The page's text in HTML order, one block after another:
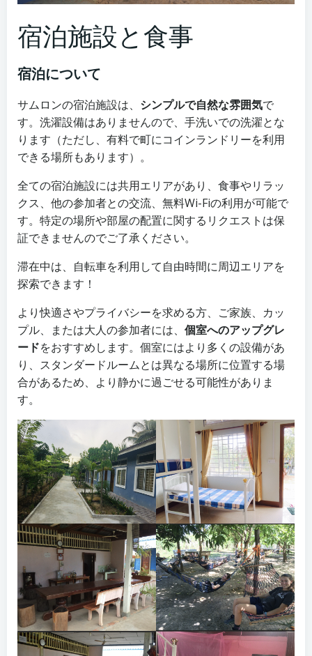
宿泊施設と食事
宿泊について
サムロンの宿泊施設は、 シンプルで自然な雰囲気で
す。洗濯設備はありませんので、手洗いでの洗濯とな
ります（ただし、有料で町にコインランドリーを利用
できる場所もあります）。
全ての宿泊施設には共用エリアがあり、食事やリラッ
クス、他の参加者との交流、無料Wi-Fiの利用が可能で
す。特定の場所や部屋の配置に関するリクエストは保
証できませんのでご了承ください。
滞在中は、自転車を利用して自由時間に周辺エリアを
探索できます！
より快適さやプライバシーを求める方、ご家族、カッ
プル、または大人の参加者には、 個室へのアップグレ
ードをおすすめします。個室にはより多くの設備があ
り、スタンダードルームとは異なる場所に位置する場
合があるため、より静かに過ごせる可能性がありま
す。